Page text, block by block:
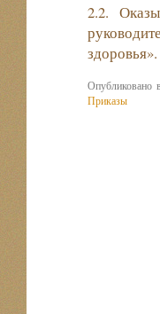
2.2.
здоровья».
Опубликовано
Приказы